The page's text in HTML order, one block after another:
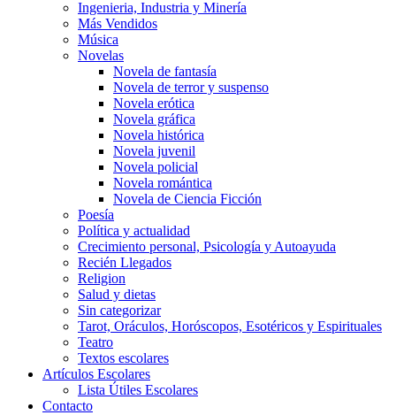
Ingenieria, Industria y Minería
Más Vendidos
Música
Novelas
Novela de fantasía
Novela de terror y suspenso
Novela erótica
Novela gráfica
Novela histórica
Novela juvenil
Novela policial
Novela romántica
Novela de Ciencia Ficción
Poesía
Política y actualidad
Crecimiento personal, Psicología y Autoayuda
Recién Llegados
Religion
Salud y dietas
Sin categorizar
Tarot, Oráculos, Horóscopos, Esotéricos y Espirituales
Teatro
Textos escolares
Artículos Escolares
Lista Útiles Escolares
Contacto